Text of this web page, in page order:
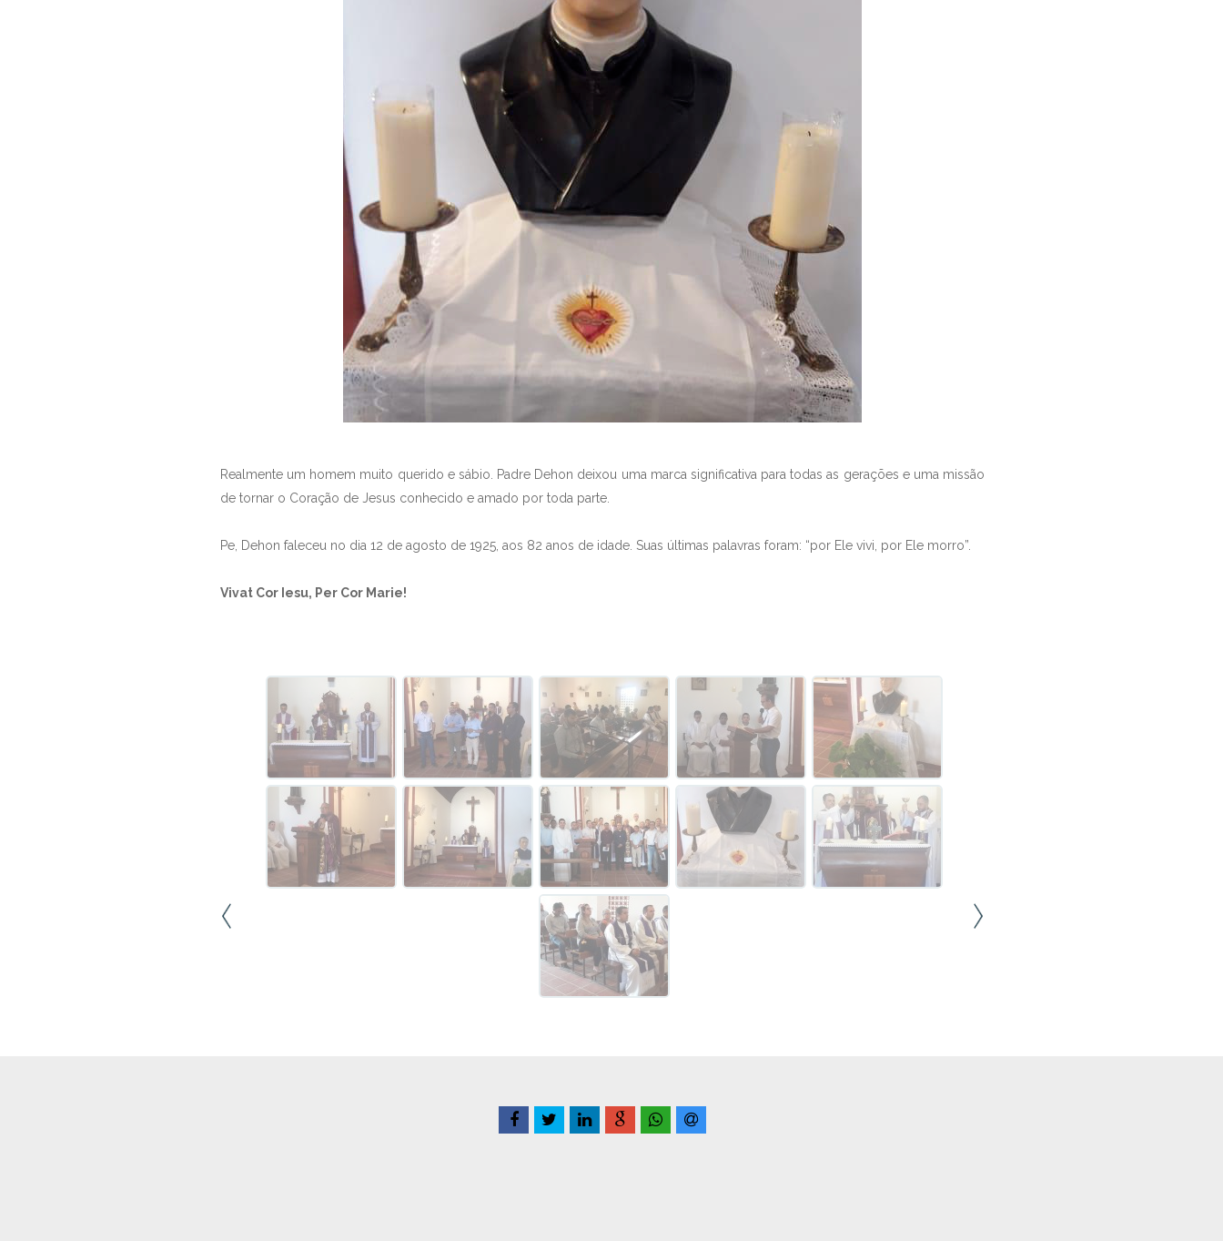
Realmente um homem muito querido e sábio. Padre Dehon deixou uma marca significativa para todas as gerações e uma missão
de tornar o Coração de Jesus conhecido e amado por toda parte.
Pe, Dehon faleceu no dia 12 de agosto de 1925, aos 82 anos de idade. Suas últimas palavras foram: “por Ele vivi, por Ele morro”.
Vivat Cor Iesu, Per Cor Marie!